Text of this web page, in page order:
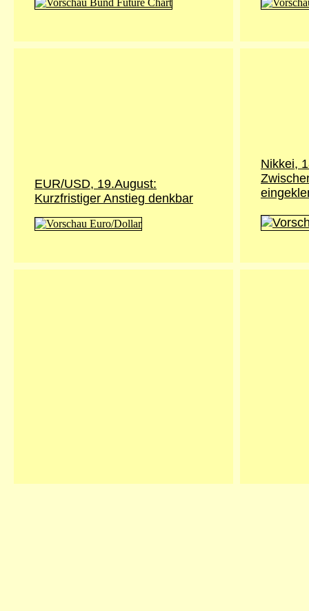
EUR/USD, 19.August:
Kurzfristiger Anstieg denkbar
Nikkei,